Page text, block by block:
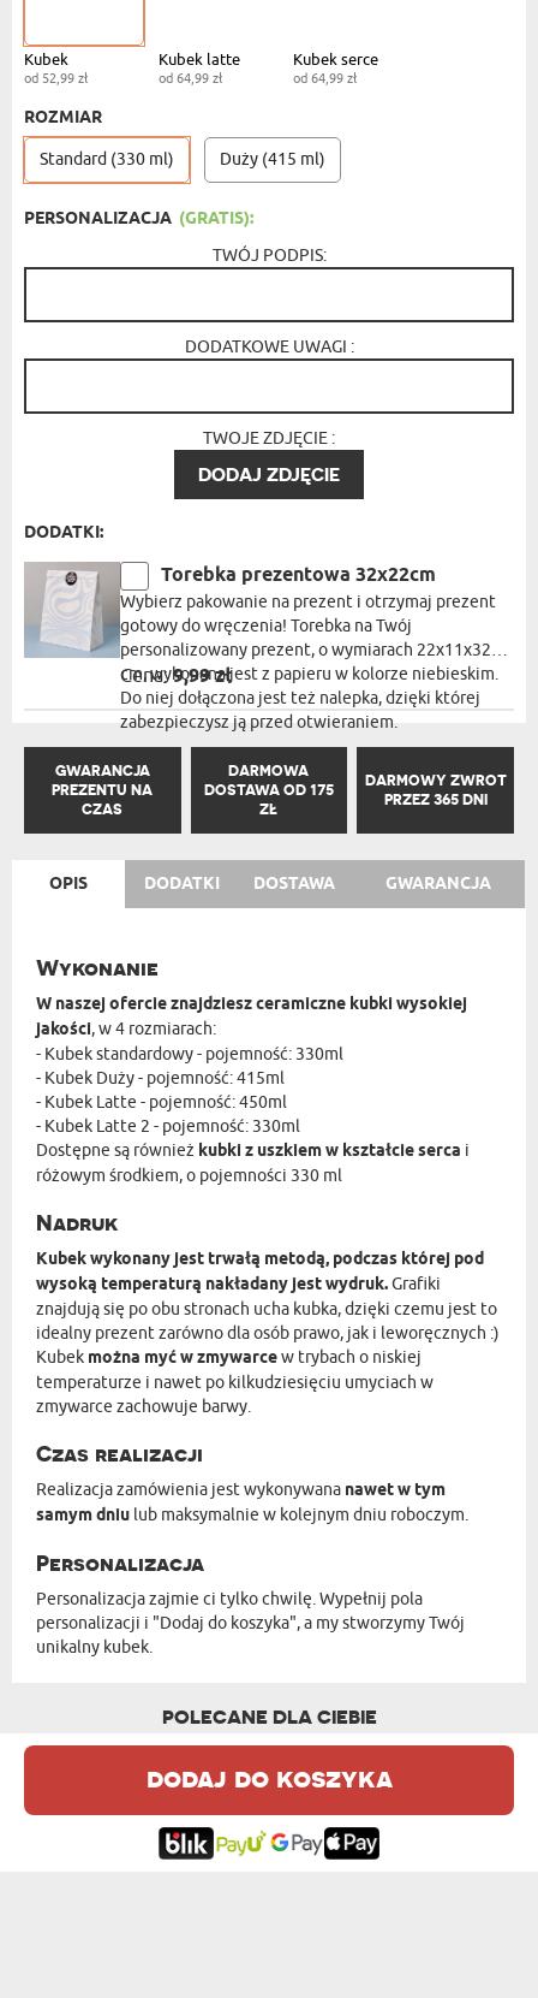
Kubek
od 52,99 zł
Kubek latte
od 64,99 zł
Kubek serce
od 64,99 zł
ROZMIAR
Standard (330 ml) Duży (415 ml)
PERSONALIZACJA (GRATIS):
TWÓJ PODPIS:
DODATKOWE UWAGI :
TWOJE ZDJĘCIE :
DODAJ ZDJĘCIE
DODATKI:
Torebka prezentowa 32x22cm
Wybierz pakowanie na prezent i otrzymaj prezent
gotowy do wręczenia! Torebka na Twój
personalizowany prezent, o wymiarach 22x11x32
cm, wykonana jest z papieru w kolorze niebieskim.
Do niej dołączona jest też nalepka, dzięki której
zabezpieczysz ją przed otwieraniem.
Cena:9,99 zł
dodaj do koszyka
GWARANCJA
PREZENTU NA
CZAS
DARMOWA
DOSTAWA OD 175
ZŁ
DARMOWY ZWROT
PRZEZ 365 DNI
OPIS DODATKI DOSTAWA GWARANCJA
Wykonanie
W naszej ofercie znajdziesz ceramiczne kubki wysokiej
jakości, w 4 rozmiarach:
- Kubek standardowy - pojemność: 330ml
- Kubek Duży - pojemność: 415ml
- Kubek Latte - pojemność: 450ml
- Kubek Latte 2 - pojemność: 330ml
Dostępne są również kubki z uszkiem w kształcie serca i
różowym środkiem, o pojemności 330 ml
Nadruk
Kubek wykonany jest trwałą metodą, podczas której pod
wysoką temperaturą nakładany jest wydruk.Grafiki
znajdują się po obu stronach ucha kubka, dzięki czemu jest to
idealny prezent zarówno dla osób prawo, jak i leworęcznych :)
Kubek można myć w zmywarcew trybach o niskiej
temperaturze i nawet po kilkudziesięciu umyciach w
zmywarce zachowuje barwy.
Czas realizacji
Realizacja zamówienia jest wykonywana nawet w tym
samym dniu lub maksymalnie w kolejnym dniu roboczym.
Personalizacja
Personalizacja zajmie ci tylko chwilę. Wypełnij pola
personalizacji i "Dodaj do koszyka", a my stworzymy Twój
unikalny kubek.
POLECANE DLA CIEBIE